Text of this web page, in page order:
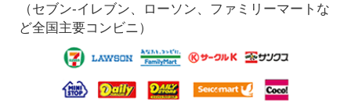
（セブン-イレブン、ローソン、ファミリーマートな
ど全国主要コンビニ）